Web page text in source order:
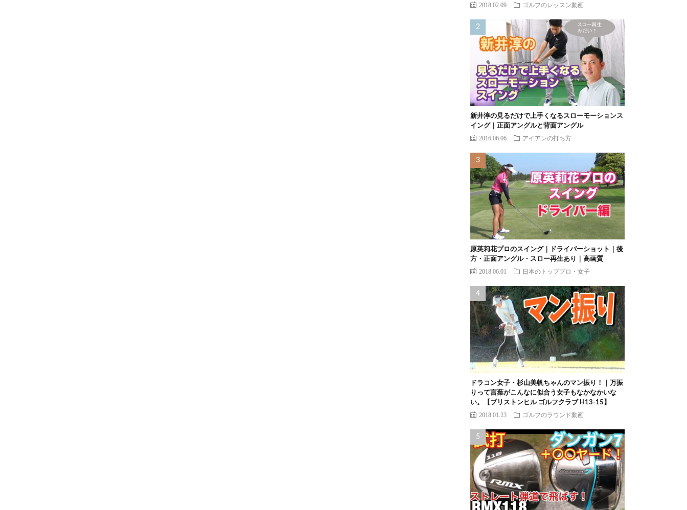
2018.02.09 ゴルフのレッスン動画
新井淳の見るだけで上手くなるスローモーションス
イング｜正面アングルと背面アングル
2016.06.06 アイアンの打ち方
原英莉花プロのスイング｜ドライバーショット｜後
方・正面アングル・スロー再生あり｜高画質
2018.06.01 日本のトッププロ・女子
ドラコン女子・杉山美帆ちゃんのマン振り！｜万振
りって言葉がこんなに似合う女子もなかなかいな
い。【ブリストンヒル ゴルフクラブ H13-15】
2018.01.23 ゴルフのラウンド動画